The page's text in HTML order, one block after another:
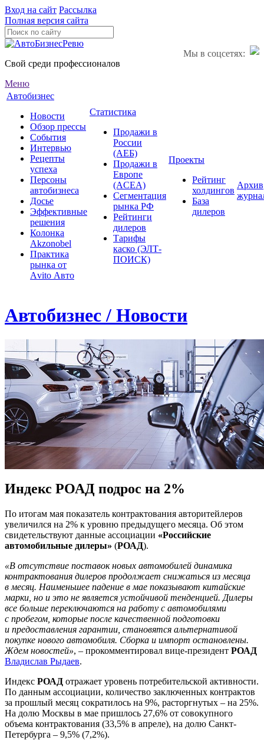
Вход на сайт Рассылка
Полная версия сайта
Мы в соцсетях:
Свой среди профессионалов
Меню
Автобизнес
Новости
Обзор прессы
События
Интервью
Рецепты
успеха
Персоны
автобизнеса
Досье
Эффективные
решения
Колонка
Akzonobel
Практика
рынка от
Аvito Авто
Статистика
Продажи в
России
(АЕБ)
Продажи в
Европе
(ACEA)
Сегментация
рынка РФ
Рейтинги
дилеров
Тарифы
каско (ЭЛТ-
ПОИСК)
Проекты
Рейтинг
холдингов
База
дилеров
Архив
Автобизнес / Новости
Индекс РОАД подрос на 2%
По итогам мая показатель контрактования авторитейлеров
увеличился на 2% к уровню предыдущего месяца. Об этом
свидетельствуют данные ассоциации «Российские
автомобильные дилеры» (РОАД).
«В отсутствие поставок новых автомобилей динамика
контрактования дилеров продолжает снижаться из месяца
в месяц. Наименьшее падение в мае показывают китайские
марки, но и это не является устойчивой тенденцией. Дилеры
все больше переключаются на работу с автомобилями
с пробегом, которые после качественной подготовки
и предоставления гарантии, становятся альтернативой
покупке нового автомобиля. Сборка и импорт остановлены.
Ждем новостей», – прокомментировал вице-президент РОАД
Владислав Рыдаев.
Индекс РОАД отражает уровень потребительской активности.
По данным ассоциации, количество заключенных контрактов
за прошлый месяц сократилось на 9%, расторгнутых – на 25%.
На долю Москвы в мае пришлось 27,6% от совокупного
объема контрактования (33,5% в апреле), на долю Санкт-
Петербурга – 9,5% (7,2%).